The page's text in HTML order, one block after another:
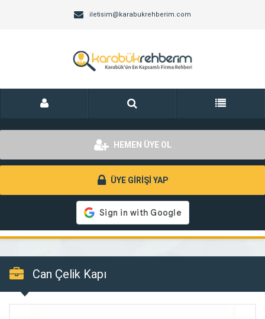
iletisim@karabukrehberim.com
HEMEN ÜYE OL
ÜYE GİRİŞİ YAP
Can Çelik Kapı